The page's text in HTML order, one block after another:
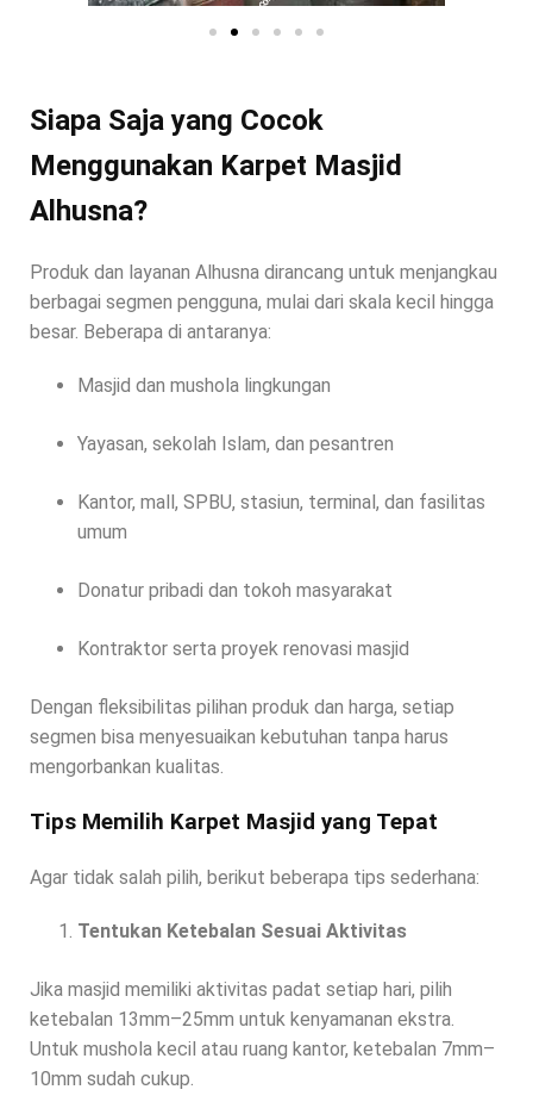
Siapa Saja yang Cocok
Menggunakan Karpet Masjid
Alhusna?
Produk dan layanan Alhusna dirancang untuk menjangkau
berbagai segmen pengguna, mulai dari skala kecil hingga
besar. Beberapa di antaranya:
Masjid dan mushola lingkungan
Yayasan, sekolah Islam, dan pesantren
Kantor, mall, SPBU, stasiun, terminal, dan fasilitas
umum
Donatur pribadi dan tokoh masyarakat
Kontraktor serta proyek renovasi masjid
Dengan fleksibilitas pilihan produk dan harga, setiap
segmen bisa menyesuaikan kebutuhan tanpa harus
mengorbankan kualitas.
Tips Memilih Karpet Masjid yang Tepat
Agar tidak salah pilih, berikut beberapa tips sederhana:
Tentukan Ketebalan Sesuai Aktivitas
Jika masjid memiliki aktivitas padat setiap hari, pilih
ketebalan 13mm–25mm untuk kenyamanan ekstra.
Untuk mushola kecil atau ruang kantor, ketebalan 7mm–
10mm sudah cukup.